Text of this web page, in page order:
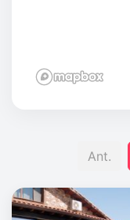
Ant.